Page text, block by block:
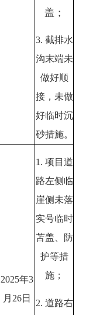
盖；
3. 截排水
沟末端未
做好顺
接，未做
好临时沉
砂措施。
2025年3
月26日
1. 项目道
路左侧临
崖侧未落
实号临时
苫盖、防
护等措
施；
2. 道路右